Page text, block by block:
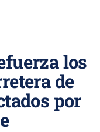
los
de
por